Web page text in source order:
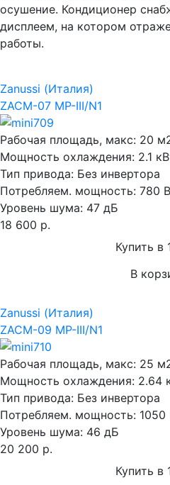
осушение. Кондиционер
дисплеем, на котором
работы.
Zanussi (Италия)
ZACM-07 MP-III/N1
Рабочая площадь, макс: 20
Мощность охлаждения: 2.1
Тип привода: Без инвертора
Потребляем. мощность: 780
Уровень шума: 47 дБ
18 600 р.
Купить в
В
Zanussi (Италия)
ZACM-09 MP-III/N1
Рабочая площадь, макс: 25
Мощность охлаждения: 2.64
Тип привода: Без инвертора
Потребляем. мощность: 1050
Уровень шума: 46 дБ
20 200 р.
Купить в